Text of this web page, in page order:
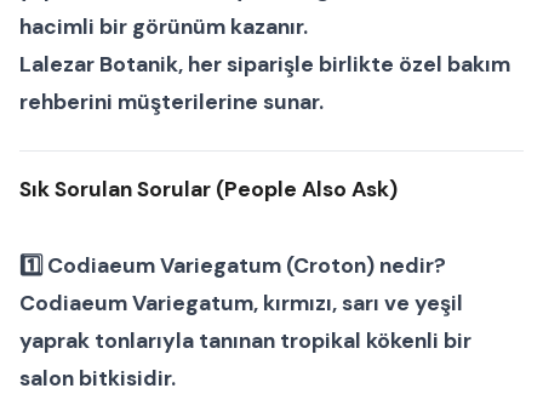
hacimli bir görünüm kazanır.
Lalezar Botanik, her siparişle birlikte özel bakım
rehberini müşterilerine sunar.
Sık Sorulan Sorular (People Also Ask)
1️⃣ Codiaeum Variegatum (Croton) nedir?
Codiaeum Variegatum, kırmızı, sarı ve yeşil
yaprak tonlarıyla tanınan tropikal kökenli bir
salon bitkisidir.